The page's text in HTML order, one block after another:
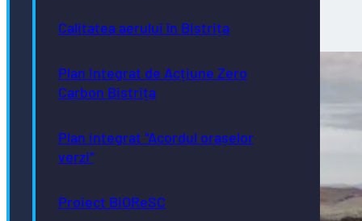
Calitatea aerului în Bistrița
Plan Integrat de Acțiune Zero
Carbon Bistrița
Plan integrat “Acordul orașelor
verzi”
Proiect BiOReSC
03/08/2026